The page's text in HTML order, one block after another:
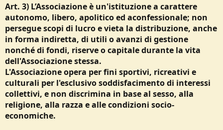
Art. 3) L’Associazione è un'istituzione a carattere
autonomo, libero, apolitico ed aconfessionale; non
persegue scopi di lucro e vieta la distribuzione, anche
in forma indiretta, di utili o avanzi di gestione
nonché di fondi, riserve o capitale durante la vita
dell'Associazione stessa.
L'Associazione opera per fini sportivi, ricreativi e
culturali per l'esclusivo soddisfacimento di interessi
collettivi, e non discrimina in base al sesso, alla
religione, alla razza e alle condizioni socio-
economiche.